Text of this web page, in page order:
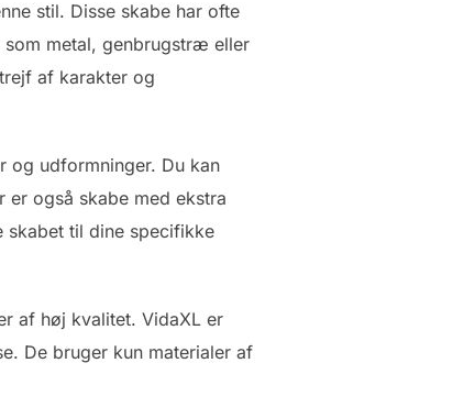
stil. Disse skabe har ofte
metal, genbrugstræ eller
af karakter og
og udformninger. Du kan
også skabe med ekstra
skabet til dine specifikke
af høj kvalitet. VidaXL er
De bruger kun materialer af